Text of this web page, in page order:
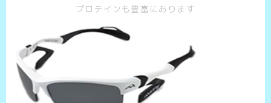
プロテインも豊富にあります